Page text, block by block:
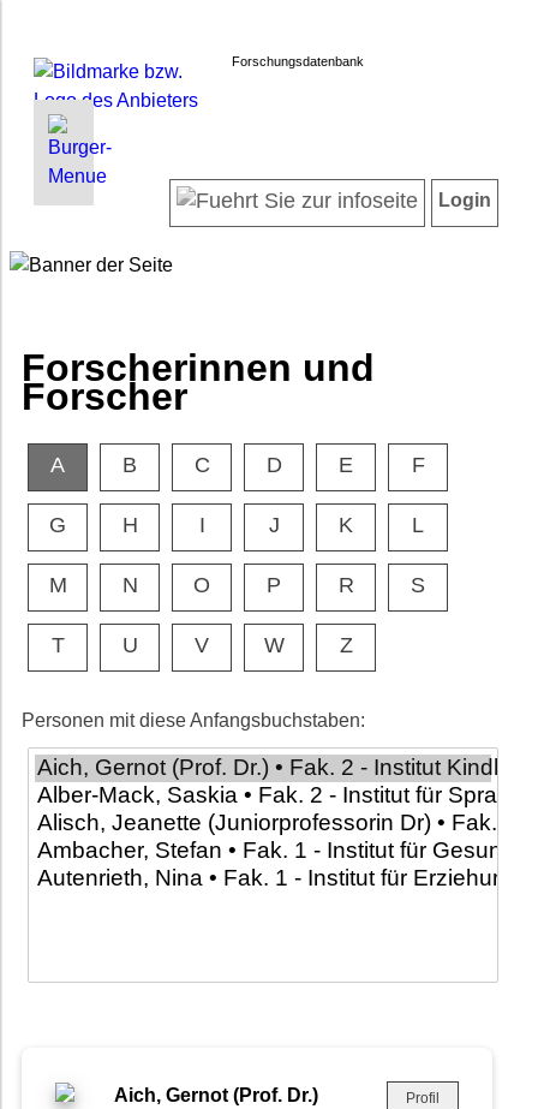
Forschungsdatenbank
INFORMATIONEN | SUCHEN
Forscherinnen und Forscher
Barrierefreiheit
LOGIN
Login
Forscherinnen und
Forscher
A B C D E F
G H I J K L
M N O P R S
T U V W Z
Personen mit diese Anfangsbuchstaben:
Aich, Gernot (Prof. Dr.)
Profil